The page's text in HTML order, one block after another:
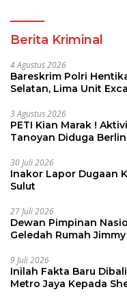
Berita Kriminal
4 Agustus 2026
Bareskrim Polri
Selatan, Lima Unit
3 Agustus 2026
PETI Kian Marak !
Tanoyan Diduga
30 Juli 2026
Inakor Lapor Dugaan
Sulut
27 Juli 2026
Dewan Pimpinan
Geledah Rumah
9 Juli 2026
Inilah Fakta Baru
Metro Jaya Kepada